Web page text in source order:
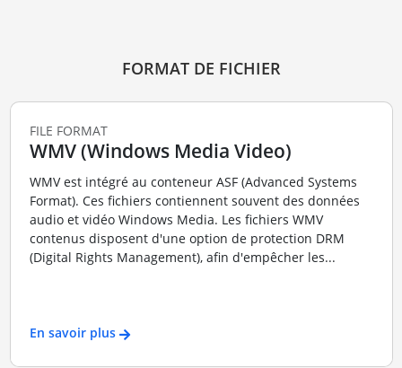
FORMAT DE FICHIER
FILE FORMAT
WMV (Windows Media Video)
WMV est intégré au conteneur ASF (Advanced Systems
Format). Ces fichiers contiennent souvent des données
audio et vidéo Windows Media. Les fichiers WMV
contenus disposent d'une option de protection DRM
(Digital Rights Management), afin d'empêcher les...
En savoir plus